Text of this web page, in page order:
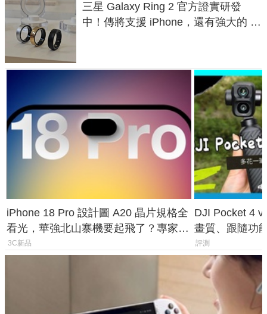
三星 Galaxy Ring 2 官方證實研發
中！傳將支援 iPhone，還有強大的 AI
iPhone 18 Pro 設計圖 A20 晶片規格全
看光，華強北山寨機要起飛了？專家曝
山寨機無法復刻兩大關鍵
3C新品
DJI Pocket 4
畫質、跟隨功
一次看懂兩台
評測